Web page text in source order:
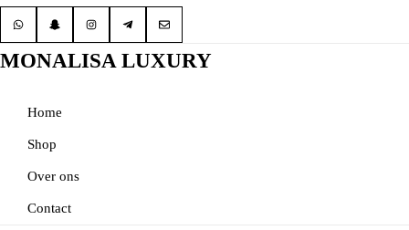
MONALISA LUXURY
Home
Shop
Over ons
Contact